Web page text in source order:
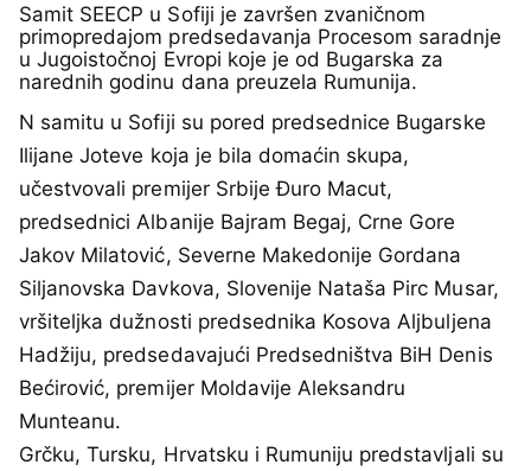
Samit SEECP u Sofiji je završen zvaničnom
primopredajom predsedavanja Procesom saradnje
u Jugoistočnoj Evropi koje je od Bugarska za
narednih godinu dana preuzela Rumunija.
N samitu u Sofiji su pored predsednice Bugarske
Ilijane Joteve koja je bila domaćin skupa,
učestvovali premijer Srbije Đuro Macut,
predsednici Albanije Bajram Begaj, Crne Gore
Jakov Milatović, Severne Makedonije Gordana
Siljanovska Davkova, Slovenije Nataša Pirc Musar,
vršiteljka dužnosti predsednika Kosova Aljbuljena
Hadžiju, predsedavajući Predsedništva BiH Denis
Bećirović, premijer Moldavije Aleksandru
Munteanu.
Grčku, Tursku, Hrvatsku i Rumuniju predstavljali su